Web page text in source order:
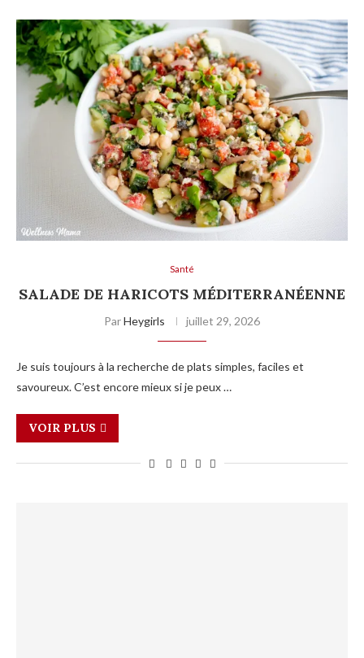
Santé
SALADE DE HARICOTS MÉDITERRANÉENNE
ParHeygirls juillet 29, 2026
Je suis toujours à la recherche de plats simples, faciles et
savoureux. C’est encore mieux si je peux …
VOIR PLUS